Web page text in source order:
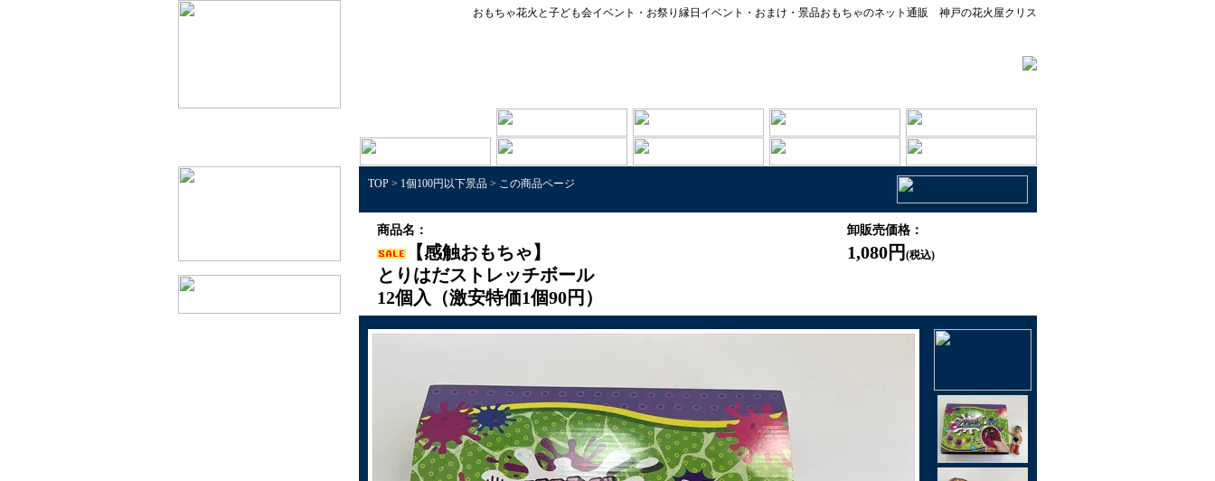
おもちゃ花火と子ども会イベント・お祭り縁日イベント・おまけ・景品おもちゃのネット通販 神戸の花火屋クリス
TOP > 1個100円以下景品 > この商品ページ
商品名：
【感触おもちゃ】
とりはだストレッチボール
12個入（激安特価1個90円）
卸販売価格：
1,080円 (税込)